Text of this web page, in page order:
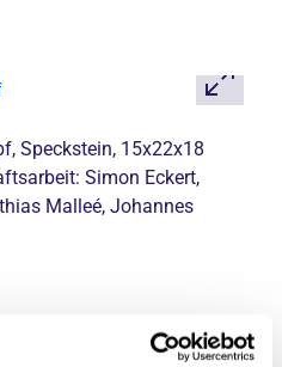
Speckstein, 15x22x18
Simon Eckert,
Malleé, Johannes